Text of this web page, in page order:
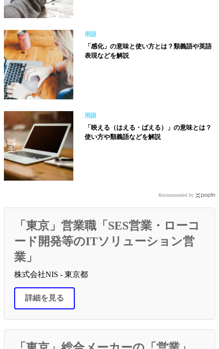
用語
「感化」の意味と使い方とは？類義語や英語
表現などを解説
用語
「映える（はえる・ばえる）」の意味とは？
使い方や類義語などを解説
Recommended by
「東京」営業職「SES営業・ローコ
ード開発等のITソリューション営
業」
株式会社NIS - 東京都
詳細を見る